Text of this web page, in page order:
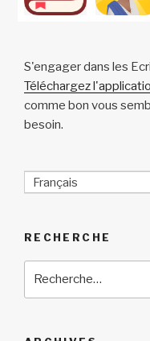
S'engager dans les
Téléchargez
comme bon vous
besoin.
Français
RECHERCHE